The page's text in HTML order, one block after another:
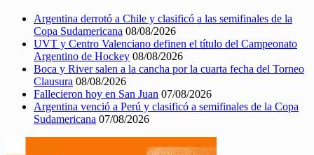
Argentina derrotó a Chile y clasificó a las semifinales de la
Copa Sudamericana 08/08/2026
UVT y Centro Valenciano definen el título del Campeonato
Argentino de Hockey 08/08/2026
Boca y River salen a la cancha por la cuarta fecha del Torneo
Clausura 08/08/2026
Fallecieron hoy en San Juan 07/08/2026
Argentina venció a Perú y clasificó a semifinales de la Copa
Sudamericana 07/08/2026